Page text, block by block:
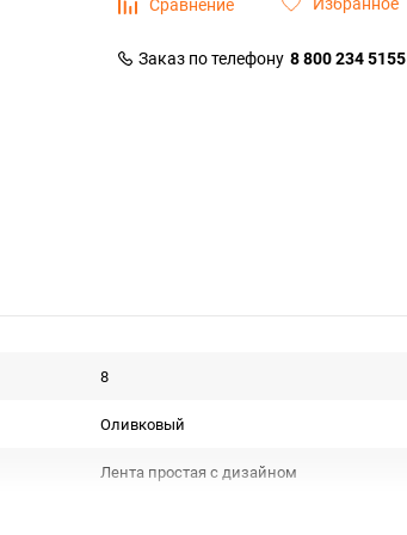
Заказ по телефону 8 800 234 5155
8
Оливковый
Лента простая с дизайном